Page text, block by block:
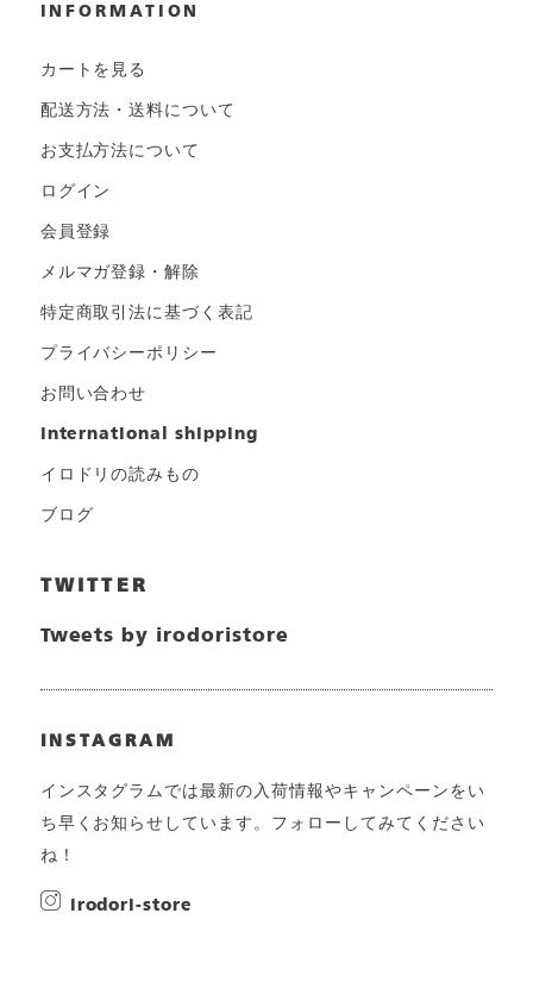
INFORMATION
カートを見る
配送方法・送料について
お支払方法について
ログイン
会員登録
メルマガ登録・解除
特定商取引法に基づく表記
プライバシーポリシー
お問い合わせ
international shipping
イロドリの読みもの
ブログ
TWITTER
Tweets by irodoristore
INSTAGRAM
インスタグラムでは最新の入荷情報やキャンペーンをい
ち早くお知らせしています。フォローしてみてください
ね！
irodori-store